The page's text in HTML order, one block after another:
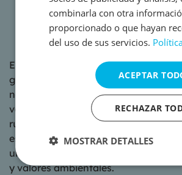
Granja escuela
centros y
En Océano Atlántico desarrollamos
granja escuela que promueven el
naturaleza, el conocimiento de los
valor del trabajo cooperativo.
rurales, periurbanos o urbanos,
están diseñadas para que niños y
una jornada completa llena de
y valores ambientales.
combinarla con otra
proporcionado o que hayan
del uso de sus servicios.
ACEPTAR
RECHAZAR
MOSTRAR DETALLES